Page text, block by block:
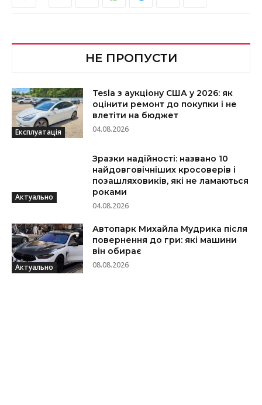
НЕ ПРОПУСТИ
Експлуатація
Tesla з аукціону США у 2026: як
оцінити ремонт до покупки і не
влетіти на бюджет
04.08.2026
Актуально
Зразки надійності: названо 10
найдовговічніших кросоверів і
позашляховиків, які не ламаються
роками
04.08.2026
Актуально
Автопарк Михайла Мудрика після
повернення до гри: які машини
він обирає
08.08.2026